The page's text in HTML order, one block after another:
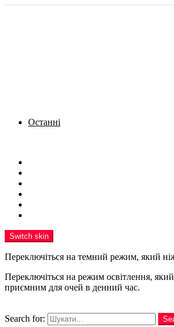
Останні
Switch skin
Переключіться на темний режим, який
Переключіться на режим освітлення,
приємним для очей в денний час.
Search for: